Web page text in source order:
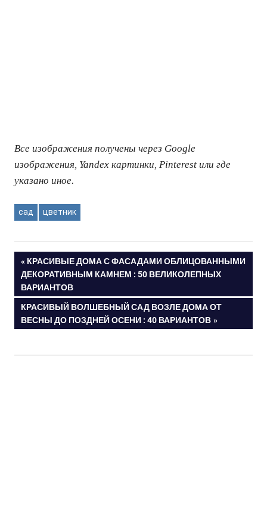
Все изображения получены через Google
изображения, Yandex картинки, Pinterest или где
указано иное.
сад цветник
Навигация
по
записям
ПРЕДЫДУЩАЯ
ЗАПИСЬ:
КРАСИВЫЕ ДОМА С ФАСАДАМИ ОБЛИЦОВАННЫМИ
ДЕКОРАТИВНЫМ КАМНЕМ : 50 ВЕЛИКОЛЕПНЫХ
ВАРИАНТОВ
СЛЕДУЮЩАЯ
ЗАПИСЬ:
КРАСИВЫЙ ВОЛШЕБНЫЙ САД ВОЗЛЕ ДОМА ОТ
ВЕСНЫ ДО ПОЗДНЕЙ ОСЕНИ : 40 ВАРИАНТОВ